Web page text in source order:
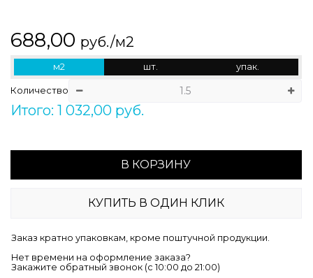
688,00 руб./м2
м2 шт. упак.
Количество
Итого: 1 032,00 руб.
В КОРЗИНУ
КУПИТЬ В ОДИН КЛИК
Заказ кратно упаковкам, кроме поштучной продукции.
Нет времени на оформление заказа?
Закажите обратный звонок (c 10:00 до 21:00)